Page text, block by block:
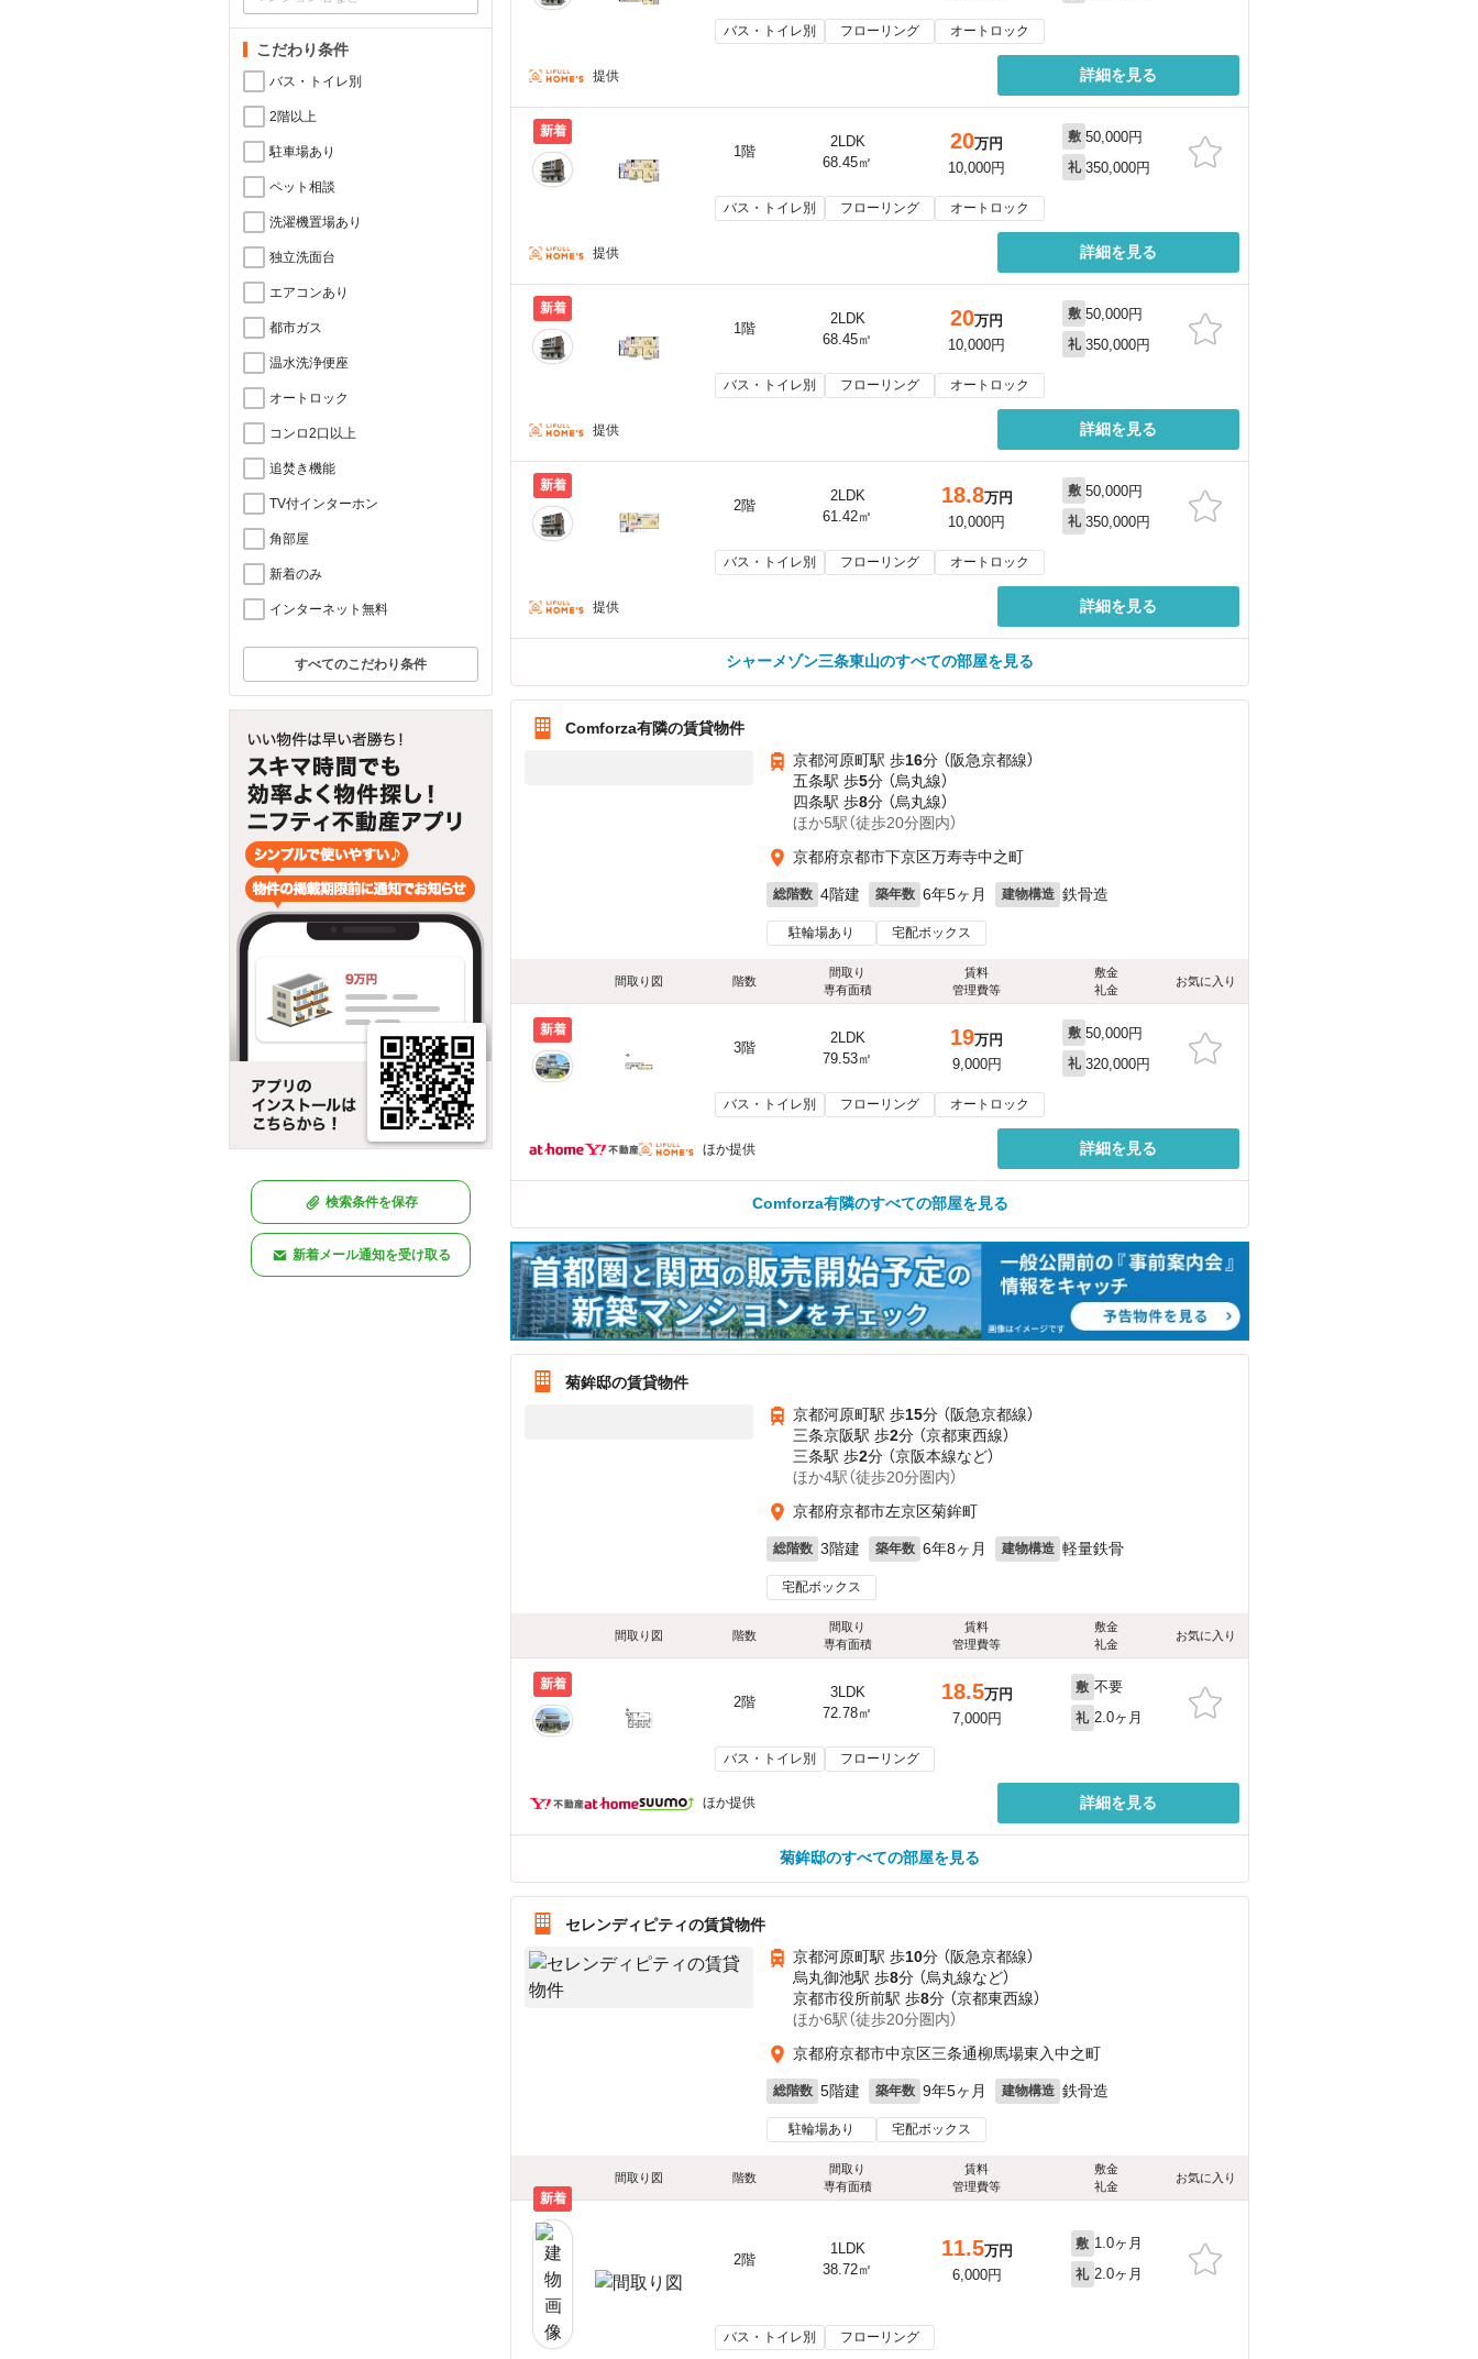
こだわり条件
バス・トイレ別
2階以上
駐車場あり
ペット相談
洗濯機置場あり
独立洗面台
エアコンあり
都市ガス
温水洗浄便座
オートロック
コンロ2口以上
追焚き機能
TV付インターホン
角部屋
新着のみ
インターネット無料
すべてのこだわり条件
検索条件を保存
新着メール通知を受け取る
バス・トイレ別 フローリング オートロック
提供 詳細を見る
新着
1階
2LDK
68.45㎡
20万円
10,000円
敷 50,000円
礼 350,000円
バス・トイレ別 フローリング オートロック
提供 詳細を見る
新着
1階
2LDK
68.45㎡
20万円
10,000円
敷 50,000円
礼 350,000円
バス・トイレ別 フローリング オートロック
提供 詳細を見る
新着
2階
2LDK
61.42㎡
18.8万円
10,000円
敷 50,000円
礼 350,000円
バス・トイレ別 フローリング オートロック
提供 詳細を見る
シャーメゾン三条東山のすべての部屋を見る
Comforza有隣の賃貸物件
京都河原町駅 歩16分 （阪急京都線）
五条駅 歩5分 （烏丸線）
四条駅 歩8分 （烏丸線）
ほか5駅（徒歩20分圏内）
京都府京都市下京区万寿寺中之町
総階数 4階建 築年数 6年5ヶ月 建物構造 鉄骨造
駐輪場あり 宅配ボックス
間取り図 階数
間取り
専有面積
賃料
管理費等
敷金
礼金
お気に入り
新着
3階
2LDK
79.53㎡
19万円
9,000円
敷 50,000円
礼 320,000円
バス・トイレ別 フローリング オートロック
ほか提供 詳細を見る
Comforza有隣のすべての部屋を見る
菊鉾邸の賃貸物件
京都河原町駅 歩15分 （阪急京都線）
三条京阪駅 歩2分 （京都東西線）
三条駅 歩2分 （京阪本線など）
ほか4駅（徒歩20分圏内）
京都府京都市左京区菊鉾町
総階数 3階建 築年数 6年8ヶ月 建物構造 軽量鉄骨
宅配ボックス
間取り図 階数
間取り
専有面積
賃料
管理費等
敷金
礼金
お気に入り
新着
2階
3LDK
72.78㎡
18.5万円
7,000円
敷 不要
礼 2.0ヶ月
バス・トイレ別 フローリング
ほか提供 詳細を見る
菊鉾邸のすべての部屋を見る
セレンディピティの賃貸物件
京都河原町駅 歩10分 （阪急京都線）
烏丸御池駅 歩8分 （烏丸線など）
京都市役所前駅 歩8分 （京都東西線）
ほか6駅（徒歩20分圏内）
京都府京都市中京区三条通柳馬場東入中之町
総階数 5階建 築年数 9年5ヶ月 建物構造 鉄骨造
駐輪場あり 宅配ボックス
間取り図 階数
間取り
専有面積
賃料
管理費等
敷金
礼金
お気に入り
新着
2階
1LDK
38.72㎡
11.5万円
6,000円
敷 1.0ヶ月
礼 2.0ヶ月
バス・トイレ別 フローリング